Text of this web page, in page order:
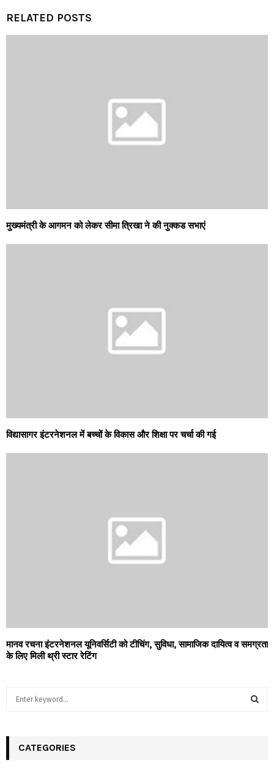
RELATED POSTS
मुख्यमंत्री के आगमन को लेकर सीमा त्रिखा ने की नुक्कड सभाएं
विद्यासागर इंटरनेशनल में बच्चों के विकास और शिक्षा पर चर्चा की गई
मानव रचना इंटरनेशनल यूनिवर्सिटी को टीचिंग, सुविधा, सामाजिक दायित्व व समग्रता
के लिए मिली थ्री स्टार रेटिंग
h
CATEGORIES